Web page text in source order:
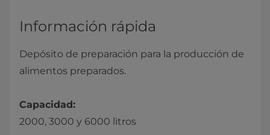
Información rápida
Depósito de preparación para la producción de
alimentos preparados.
Capacidad:
2000, 3000 y 6000 litros